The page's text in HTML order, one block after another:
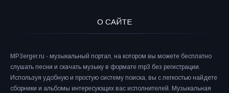
О САЙТЕ
MP3erger.ru - музыкальный портал, на котором вы можете бесплатно
слушать песни и скачать музыку в формате mp3 без регистрации.
Используя удобную и простую систему поиска, вы с легкостью найдете
сборники и альбомы интересующих вас исполнителей. Музыкальная